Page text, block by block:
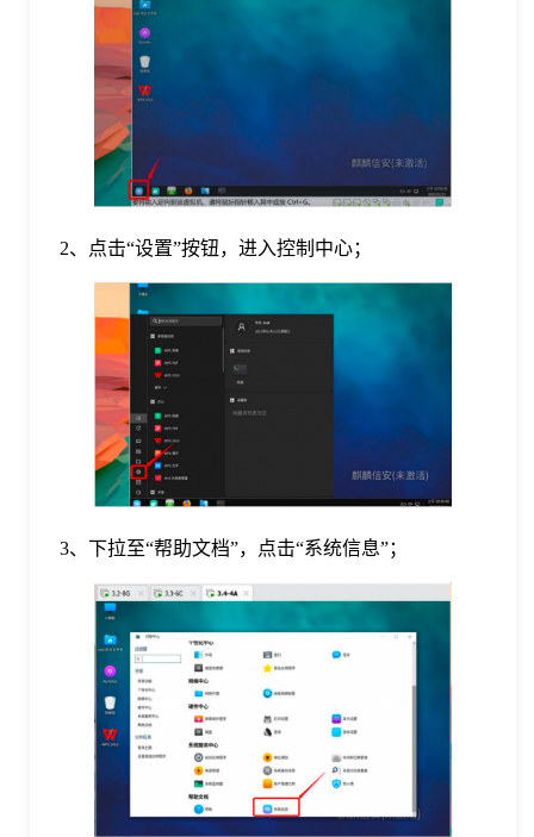
题
2、点击“设置”按钮，进入控制中心；
3、下拉至“帮助文档”，点击“系统信息”；